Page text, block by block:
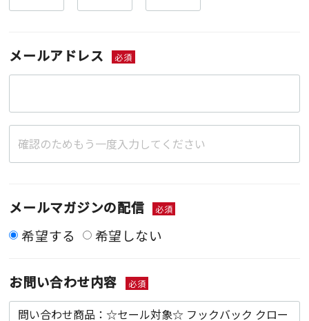
メールアドレス 必須
メールマガジンの配信 必須
希望する 希望しない
お問い合わせ内容 必須